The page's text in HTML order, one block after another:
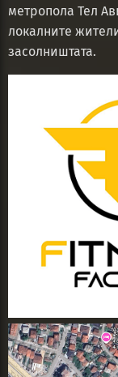
метропола Тел
локалните
засолништата.